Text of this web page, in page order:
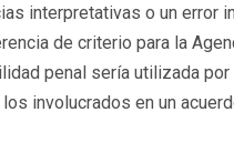
interpretativas o un error
de criterio para la
penal sería utilizada
involucrados en un